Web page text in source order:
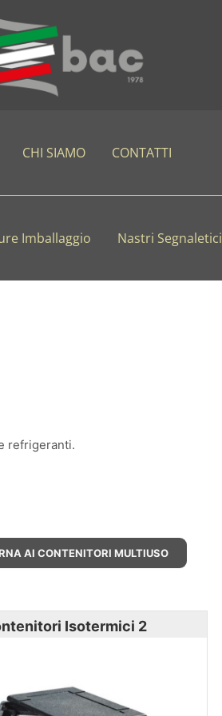
CHI SIAMO CONTATTI
Imballaggio Nastri Segnaletici
refrigeranti.
AI CONTENITORI MULTIUSO
Isotermici 2